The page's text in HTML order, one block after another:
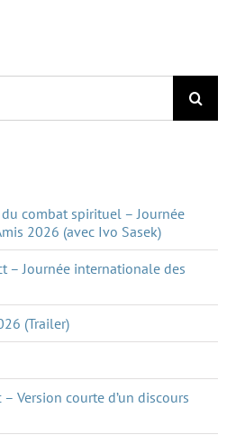
combat spirituel – Journée
2026 (avec Ivo Sasek)
– Journée internationale des
(Trailer)
Version courte d’un discours